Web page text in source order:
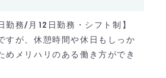
勤務/月12日勤務・シフト制】
すが、休憩時間や休日もしっか
めメリハリのある働き方ができ